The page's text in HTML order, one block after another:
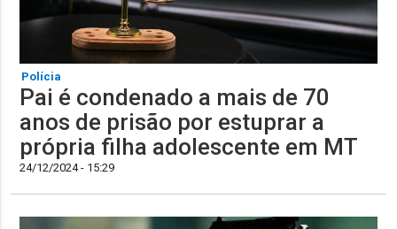
Polícia
Pai é condenado a mais de 70
anos de prisão por estuprar a
própria filha adolescente em MT
24/12/2024 - 15:29